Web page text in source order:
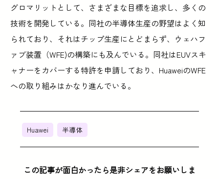
グロマリットとして、さまざまな目標を追求し、多くの
技術を開発している。同社の半導体生産の野望はよく知
られており、それはチップ生産にとどまらず、ウェハフ
ァブ装置（WFE)の構築にも及んでいる。同社はEUVスキ
ャナーをカバーする特許を申請しており、HuaweiのWFE
への取り組みはかなり進んでいる。
Huawei 半導体
この記事が面白かったら是非シェアをお願いしま